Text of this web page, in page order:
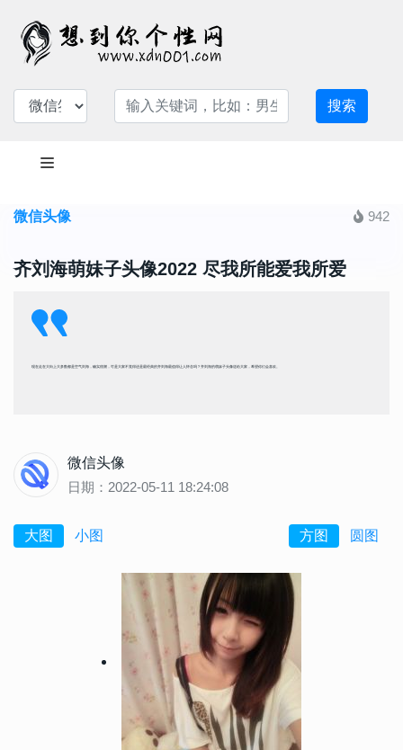
搜索
微信头像 942
齐刘海萌妹子头像2022 尽我所能爱我所爱
现在走在大街上大多数都是空气刘海，确实很潮，可是大家不觉得还是最经典的齐刘海最值得让人怀念吗？齐刘海的萌妹子头像送给大家，希望你们会喜欢。
微信头像
日期：2022-05-11 18:24:08
大图 小图 方图 圆图